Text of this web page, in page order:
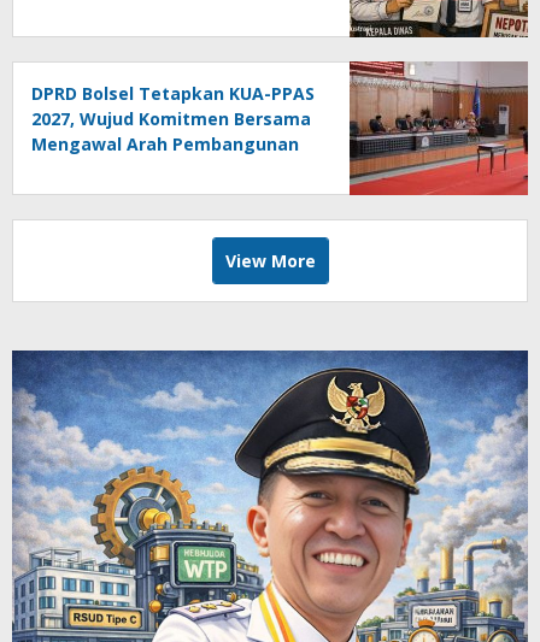
DPRD Bolsel Tetapkan KUA-PPAS
2027, Wujud Komitmen Bersama
Mengawal Arah Pembangunan
View More